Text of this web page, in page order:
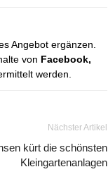
Angebot ergänzen.
von Facebook,
werden.
Nächster Artikel
kürt die schönsten
Kleingartenanlagen